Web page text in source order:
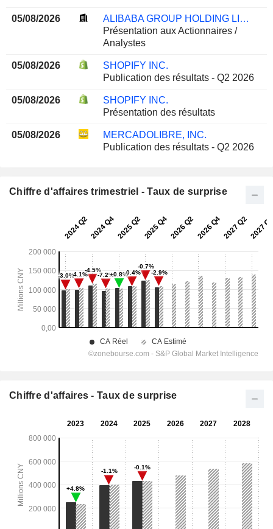
05/08/2026
ALIBABA GROUP HOLDING LIMITED
Présentation aux Actionnaires /
Analystes
05/08/2026
SHOPIFY INC.
Publication des résultats - Q2 2026
05/08/2026
SHOPIFY INC.
Présentation des résultats
05/08/2026
MERCADOLIBRE, INC.
Publication des résultats - Q2 2026
Chiffre d'affaires trimestriel - Taux de surprise
Chiffre d'affaires - Taux de surprise